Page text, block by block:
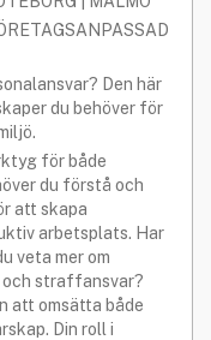
Den här
du behöver för
för både
du förstå och
att skapa
arbetsplats. Har
veta mer om
och straffansvar?
att omsätta både
Din roll i